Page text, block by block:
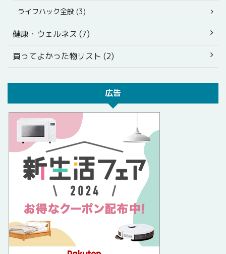
ライフハック全般 (3)
健康・ウェルネス (7)
買ってよかった物リスト (2)
広告